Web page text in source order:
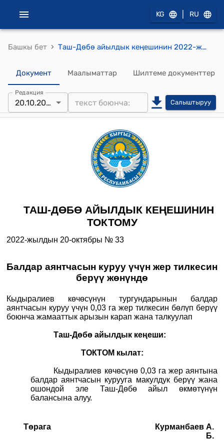
KG RU
Башкы бет › Таш-Дөбө айылдык кеңешинин 2022-жылдын 20-октябры № 33 "Балдар аянтчасын куруу үчүн жер тилкесин берүү жөнүндө" токтому
Документ Маалыматтар Шилтеме документтер
Редакция
20.10.2022 Салыштыруу